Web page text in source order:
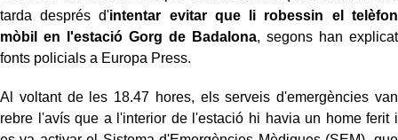
tarda després d'intentar evitar que li robessin el telèfon
mòbil en l'estació Gorg de Badalona, segons han explicat
fonts policials a Europa Press.
Al voltant de les 18.47 hores, els serveis d'emergències van
rebre l'avís que a l'interior de l'estació hi havia un home ferit i